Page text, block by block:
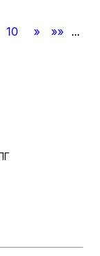
10 » »» ...